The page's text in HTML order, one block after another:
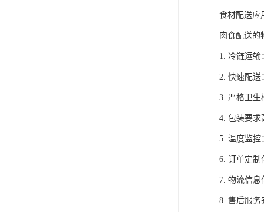
食材配送应
肉食配送的
1. 冷链运
2. 快速配送
3. 严格卫生
4. 包装要求
5. 温度监控
6. 订单定制
7. 物流信
8. 售后服务